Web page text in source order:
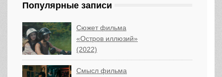
Популярные записи
Сюжет фильма
«Остров иллюзий»
(2022)
Смысл фильма